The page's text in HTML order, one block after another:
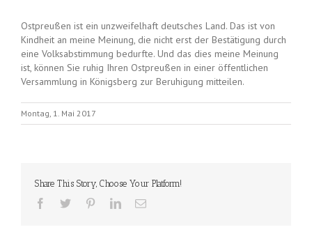
Ostpreußen ist ein unzweifelhaft deutsches Land. Das ist von
Kindheit an meine Meinung, die nicht erst der Bestätigung durch
eine Volksabstimmung bedurfte. Und das dies meine Meinung
ist, können Sie ruhig Ihren Ostpreußen in einer öffentlichen
Versammlung in Königsberg zur Beruhigung mitteilen.
Montag, 1. Mai 2017
Share This Story, Choose Your Platform!